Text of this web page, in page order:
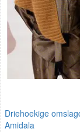
Driehoekige
Amidala